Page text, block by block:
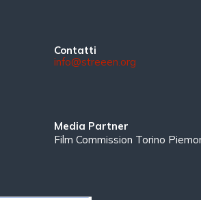
Contatti
info@streeen.org
Media Partner
Film Commission Torino